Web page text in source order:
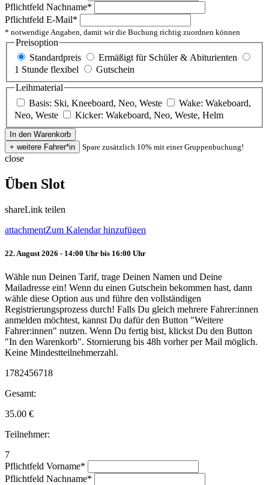
Pflichtfeld Nachname*
Pflichtfeld E-Mail*
* notwendige Angaben, damit wir die Buchung richtig zuordnen können
Preisoption
Standardpreis
Ermäßigt für Schüler & Abiturienten
1 Stunde flexibel
Gutschein
Leihmaterial
Basis: Ski, Kneeboard, Neo, Weste
Wake: Wakeboard,
Neo, Weste
Kicker: Wakeboard, Neo, Weste, Helm
Spare zusätzlich 10% mit einer Gruppenbuchung!
close
Üben Slot
shareLink teilen
attachmentZum Kalendar hinzufügen
22. August 2026 - 14:00 Uhr bis 16:00 Uhr
Wähle nun Deinen Tarif, trage Deinen Namen und Deine
Mailadresse ein! Wenn du einen Gutschein bekommen hast, dann
wähle diese Option aus und führe den vollständigen
Registrierungsprozess durch! Falls Du gleich mehrere Fahrer:innen
anmelden möchtest, kannst Du dafür den Button "Weitere
Fahrer:innen" nutzen. Wenn Du fertig bist, klickst Du den Button
"In den Warenkorb". Stornierung bis 48h vorher per Mail möglich.
Keine Mindestteilnehmerzahl.
1782456718
Gesamt:
35.00 €
Teilnehmer:
7
Pflichtfeld Vorname*
Pflichtfeld Nachname*